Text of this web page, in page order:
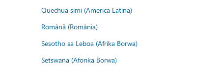
Quechua simi (America Latina)
Română (România)
Sesotho sa Leboa (Afrika Borwa)
Setswana (Aforika Borwa)